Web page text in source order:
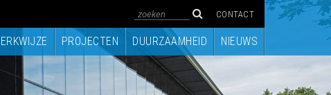
CONTACT
PROJECTEN DUURZAAMHEID NIEUWS